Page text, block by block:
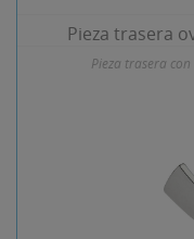
Pieza trasera
Pieza trasera